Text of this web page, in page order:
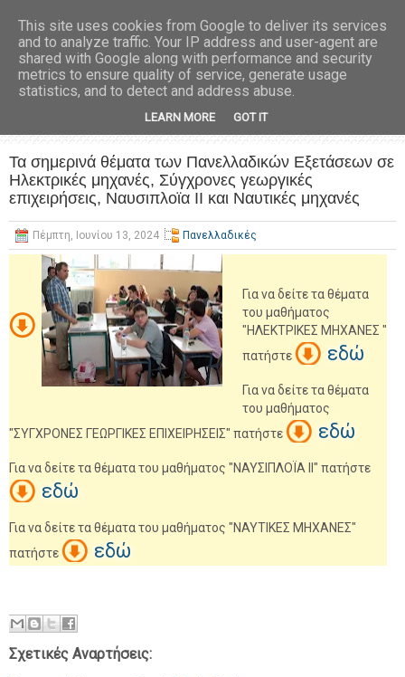
Τα σημερινά θέματα των Πανελλαδικών Εξετάσεων σε
Ηλεκτρικές μηχανές, Σύγχρονες γεωργικές
επιχειρήσεις, Ναυσιπλοϊα ΙΙ και Ναυτικές μηχανές
Πέμπτη, Ιουνίου 13, 2024 Πανελλαδικές
Για να δείτε τα θέματα
του μαθήματος
"ΗΛΕΚΤΡΙΚΕΣ ΜΗΧΑΝΕΣ "
πατήστε
εδώ
Για να δείτε τα θέματα
του μαθήματος
"ΣΥΓΧΡΟΝΕΣ ΓΕΩΡΓΙΚΕΣ ΕΠΙΧΕΙΡΗΣΕΙΣ" πατήστε
εδώ
Για να δείτε τα θέματα του μαθήματος "ΝΑΥΣΙΠΛΟΪΑ ΙΙ" πατήστε
εδώ
Για να δείτε τα θέματα του μαθήματος "ΝΑΥΤΙΚΕΣ ΜΗΧΑΝΕΣ"
πατήστε
εδώ
Σχετικές Αναρτήσεις:
This site uses cookies from Google to deliver its services
and to analyze traffic. Your IP address and user-agent are
shared with Google along with performance and security
metrics to ensure quality of service, generate usage
statistics, and to detect and address abuse.
LEARN MORE GOT IT